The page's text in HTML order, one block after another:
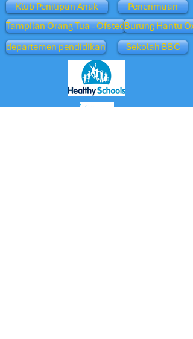
Klub Penitipan Anak
Tampilan Orang Tua - Ofsted
Penerimaan
Burung Hantu
departemen pendidikan
Sekolah BBC